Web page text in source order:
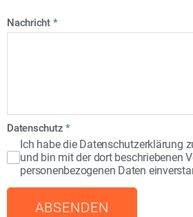
Nachricht *
Datenschutz*
Ich habe die Datenschutzerklärung
und bin mit der dort beschriebenen
personenbezogenen Daten
ABSENDEN